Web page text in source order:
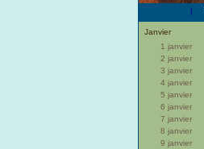
|
Janvier
1 janvier
2 janvier
3 janvier
4 janvier
5 janvier
6 janvier
7 janvier
8 janvier
9 janvier